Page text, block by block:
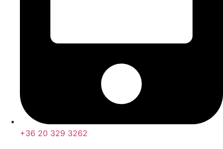
+36 20 329 3262